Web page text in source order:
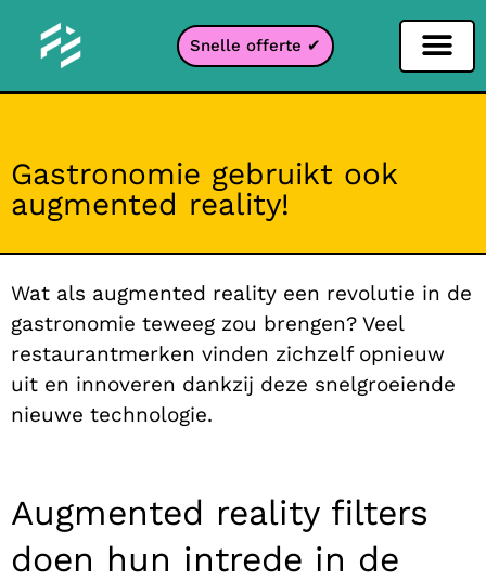
Snelle offerte ✔
Gastronomie gebruikt ook
augmented reality!
Wat als augmented reality een revolutie in de
gastronomie teweeg zou brengen? Veel
restaurantmerken vinden zichzelf opnieuw
uit en innoveren dankzij deze snelgroeiende
nieuwe technologie.
Augmented reality filters
doen hun intrede in de